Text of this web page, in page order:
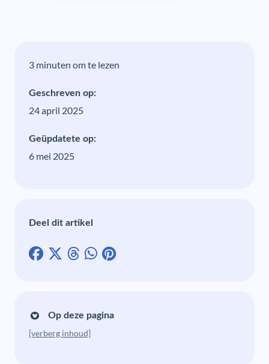
3 minuten om te lezen
Geschreven op:
24 april 2025
Geüpdatete op:
6 mei 2025
Deel dit artikel
Op deze pagina
[verberg inhoud]